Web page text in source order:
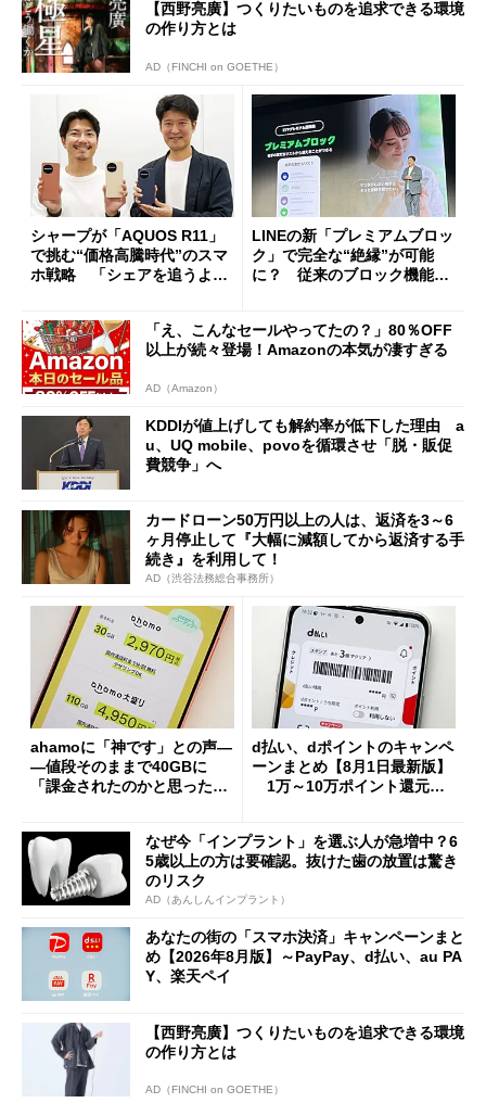
【西野亮廣】つくりたいものを追求できる環境
の作り方とは
AD（FINCHI on GOETHE）
シャープが「AQUOS R11」
で挑む“価格高騰時代”のスマ
ホ戦略 「シェアを追うより
LINEの新「プレミアムブロッ
ク」で完全な“絶縁”が可能
に？ 従来のブロック機能と
「え、こんなセールやってたの？」80％OFF
以上が続々登場！Amazonの本気が凄すぎる
AD（Amazon）
KDDIが値上げしても解約率が低下した理由 a
u、UQ mobile、povoを循環させ「脱・販促
費競争」へ
カードローン50万円以上の人は、返済を3～6
ヶ月停止して『大幅に減額してから返済する手
続き』を利用して！
AD（渋谷法務総合事務所）
ahamoに「神です」との声―
―値段そのままで40GBに
「課金されたのかと思った」
d払い、dポイントのキャンペ
ーンまとめ【8月1日最新版】
1万～10万ポイント還元の
なぜ今「インプラント」を選ぶ人が急増中？6
5歳以上の方は要確認。抜けた歯の放置は驚き
のリスク
AD（あんしんインプラント）
あなたの街の「スマホ決済」キャンペーンまと
め【2026年8月版】～PayPay、d払い、au PA
Y、楽天ペイ
【西野亮廣】つくりたいものを追求できる環境
の作り方とは
AD（FINCHI on GOETHE）